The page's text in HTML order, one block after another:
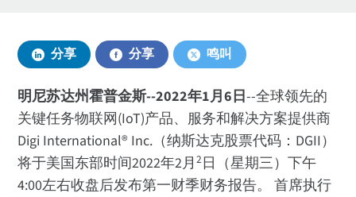
分享 分享 鸣叫
明尼苏达州霍普金斯--2022年1月6日--全球领先的
关键任务物联网(IoT)产品、服务和解决方案提供商
Digi International® Inc.（纳斯达克股票代码：DGII）
将于美国东部时间2022年2月2 日（星期三）下午
4:00左右收盘后发布第一财季财务报告。 首席执行